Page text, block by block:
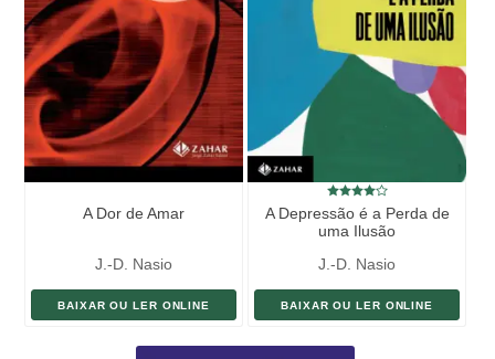
A Dor de Amar
J.-D. Nasio
BAIXAR OU LER ONLINE
A Depressão é a Perda de
uma Ilusão
J.-D. Nasio
BAIXAR OU LER ONLINE